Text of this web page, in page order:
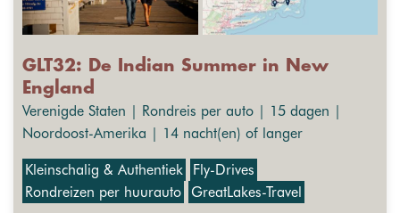
GLT32: De Indian Summer in New
England
Verenigde Staten | Rondreis per auto | 15 dagen |
Noordoost-Amerika | 14 nacht(en) of langer
Kleinschalig & Authentiek
Fly-Drives
Rondreizen per huurauto GreatLakes-Travel